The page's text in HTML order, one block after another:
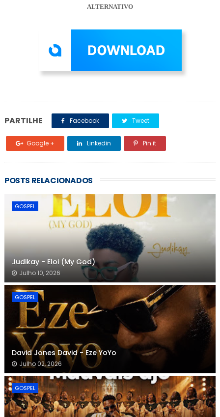
ALTERNATIVO
PARTILHE Facebook Tweet
Google + Linkedin Pin it
POSTS RELACIONADOS
GOSPEL
Judikay - Eloi (My God)
Julho 10, 2026
GOSPEL
David Jones David - Eze YoYo
Julho 02, 2026
GOSPEL